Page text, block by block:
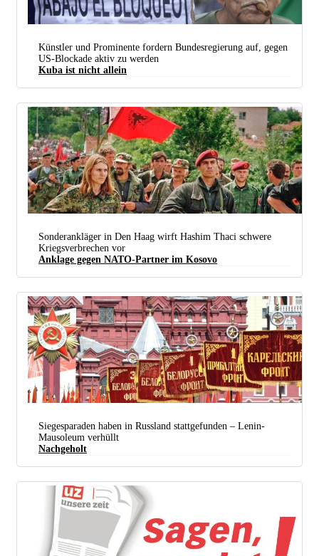
„Nieder mit der völkermörderischen Blockade!“ (Foto: Ismael Francisco/Cubadebate)
Künstler und Prominente fordern Bundesregierung auf, gegen
US-Blockade aktiv zu werden
Kuba ist nicht allein
Bodentruppen der NATO – UCK 1999 im Kosovo (Foto:D.Lleshi / Wikimedia Commons / CC BY-
SA 4.0)
Sonderankläger in Den Haag wirft Hashim Thaci schwere
Kriegsverbrechen vor
Anklage gegen NATO-Partner im Kosovo
Siegesparaden haben in Russland stattgefunden – Lenin-
Mausoleum verhüllt
Nachgeholt